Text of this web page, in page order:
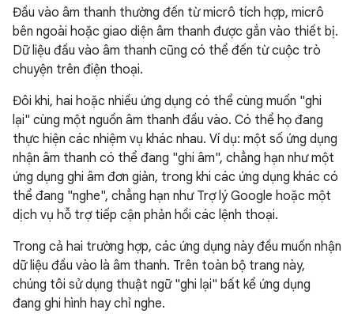
Đầu vào âm thanh thường đến từ micrô tích hợp, micrô
bên ngoài hoặc giao diện âm thanh được gắn vào thiết bị.
Dữ liệu đầu vào âm thanh cũng có thể đến từ cuộc trò
chuyện trên điện thoại.
Đôi khi, hai hoặc nhiều ứng dụng có thể cùng muốn "ghi
lại" cùng một nguồn âm thanh đầu vào. Có thể họ đang
thực hiện các nhiệm vụ khác nhau. Ví dụ: một số ứng dụng
nhận âm thanh có thể đang "ghi âm", chẳng hạn như một
ứng dụng ghi âm đơn giản, trong khi các ứng dụng khác có
thể đang "nghe", chẳng hạn như Trợ lý Google hoặc một
dịch vụ hỗ trợ tiếp cận phản hồi các lệnh thoại.
Trong cả hai trường hợp, các ứng dụng này đều muốn nhận
dữ liệu đầu vào là âm thanh. Trên toàn bộ trang này,
chúng tôi sử dụng thuật ngữ "ghi lại" bất kể ứng dụng
đang ghi hình hay chỉ nghe.